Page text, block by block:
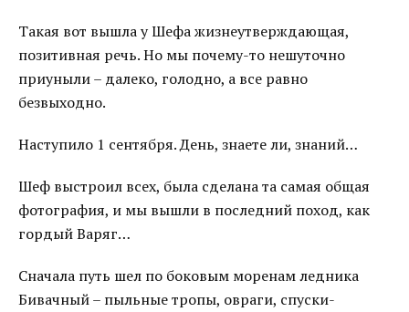
Такая вот вышла у Шефа жизнеутверждающая,
позитивная речь. Но мы почему-то нешуточно
приуныли – далеко, голодно, а все равно
безвыходно.
Наступило 1 сентября. День, знаете ли, знаний…
Шеф выстроил всех, была сделана та самая общая
фотография, и мы вышли в последний поход, как
гордый Варяг…
Сначала путь шел по боковым моренам ледника
Бивачный – пыльные тропы, овраги, спуски-